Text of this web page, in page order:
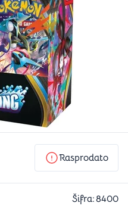
Rasprodato
Šifra:8400